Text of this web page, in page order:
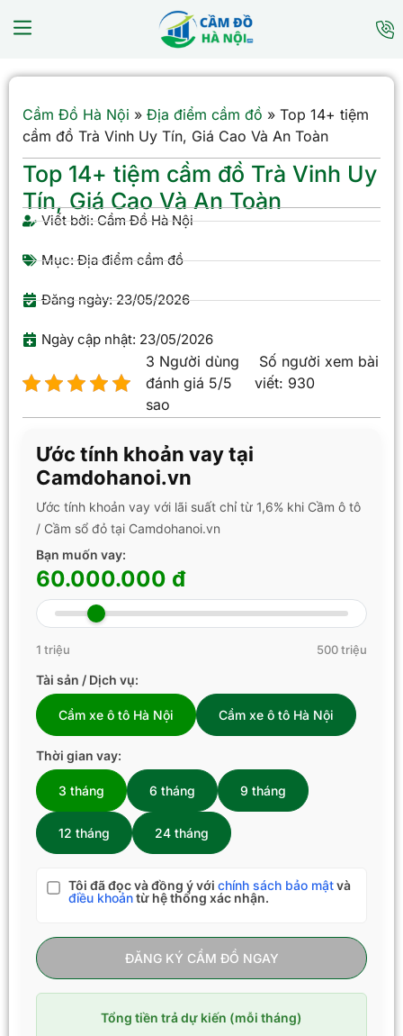
Cầm Đồ Hà Nội » Địa điểm cầm đồ » Top 14+ tiệm
cầm đồ Trà Vinh Uy Tín, Giá Cao Và An Toàn
Top 14+ tiệm cầm đồ Trà Vinh Uy
Tín, Giá Cao Và An Toàn
Viết bởi:Cầm Đồ Hà Nội
Mục: Địa điểm cầm đồ
Đăng ngày: 23/05/2026
Ngày cập nhật: 23/05/2026
3 Người dùng
đánh giá 5/5
sao
Số người xem bài
viết: 930
Ước tính khoản vay tại
Camdohanoi.vn
Ước tính khoản vay với lãi suất chỉ từ 1,6% khi Cầm ô tô
/ Cầm sổ đỏ tại Camdohanoi.vn
Bạn muốn vay:
60.000.000 đ
1 triệu 500 triệu
Tài sản / Dịch vụ:
Cầm xe ô tô Hà Nội Cầm xe ô tô Hà Nội
Thời gian vay:
3 tháng 6 tháng 9 tháng
12 tháng 24 tháng
Tôi đã đọc và đồng ý với chính sách bảo mậtvà
điều khoảntừ hệ thống xác nhận.
ĐĂNG KÝ CẦM ĐỒ NGAY
Tổng tiền trả dự kiến (mỗi tháng)